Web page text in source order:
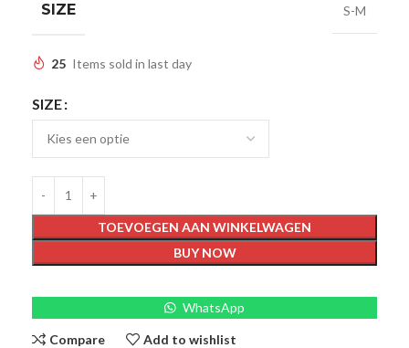
SIZE S-M
25 Items sold in last day
SIZE
TOEVOEGEN AAN WINKELWAGEN
BUY NOW
WhatsApp
Compare Add to wishlist